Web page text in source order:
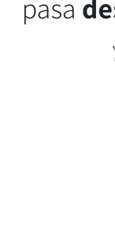
pasa